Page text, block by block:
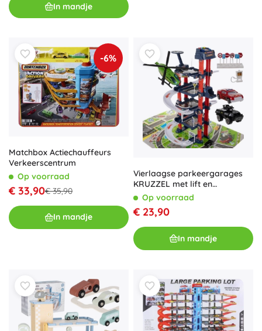
In mandje
-6%
Matchbox Actiechauffeurs
Verkeerscentrum
Op voorraad
€ 33,90€ 35,90
In mandje
Vierlaagse parkeergarages
KRUZZEL met lift en
verlichting
Op voorraad
€ 23,90
In mandje